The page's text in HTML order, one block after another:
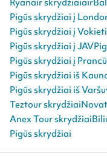
Ryanair skrydžiai
Pigūs skrydžiai į
Pigūs skrydžiai į
Pigūs skrydžiai į JAV
Pigūs skrydžiai į
Pigūs skrydžiai iš
Pigūs skrydžiai iš
Teztour skrydžiai
Anex Tour skrydžiai
Pigūs skrydžiai